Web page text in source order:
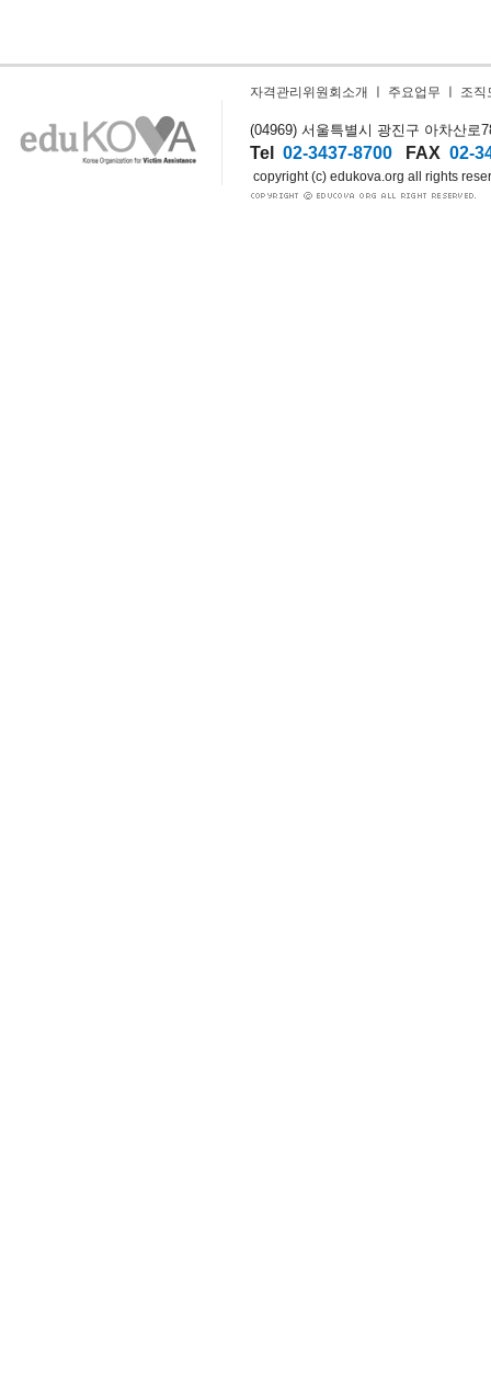
자격관리위원회소개 주요업무 조직
(04969) 서울특별시 광진구 아차산로
Tel 02-3437-8700 FAX 02-
copyright (c) edukova.org all rights